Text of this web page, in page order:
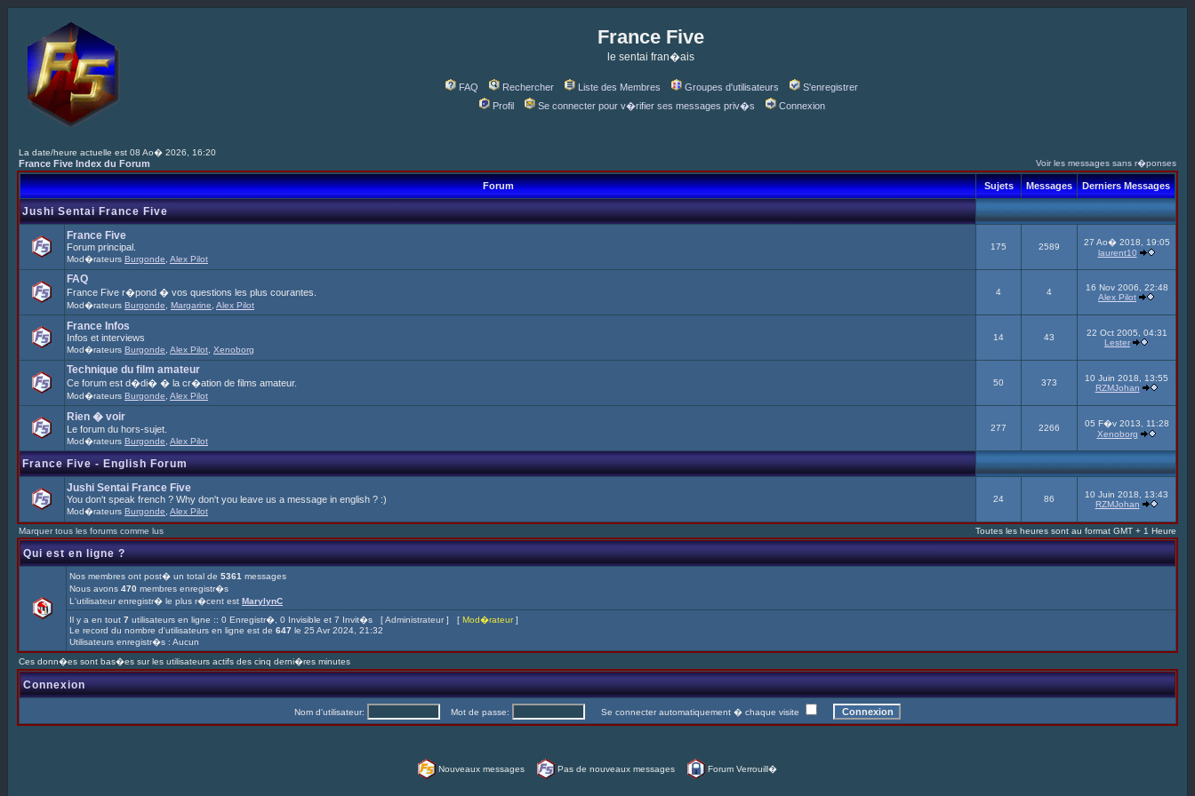
France Five
le sentai fran�ais
FAQ Rechercher Liste des Membres Groupes d'utilisateurs
S'enregistrer
Profil
Se connecter pour v�rifier ses messages priv�s Connexion
La date/heure actuelle est 08 Ao� 2026, 16:20
France Five Index du Forum Voir les messages sans r�ponses
Forum Sujets Messages Derniers Messages
Jushi Sentai France Five
France Five
Forum principal.
Mod�rateurs Burgonde Alex Pilot
175 2589
27 Ao� 2018, 19:05
laurent10
FAQ
France Five r�pond � vos questions les plus courantes.
Mod�rateurs Burgonde Margarine Alex Pilot
4 4
16 Nov 2006, 22:48
Alex Pilot
France Infos
Infos et interviews
Mod�rateurs Burgonde Alex Pilot Xenoborg
14 43
22 Oct 2005, 04:31
Lester
Technique du film amateur
Ce forum est d�di� � la cr�ation de films amateur.
Mod�rateurs Burgonde Alex Pilot
50 373
10 Juin 2018, 13:55
RZMJohan
Rien � voir
Le forum du hors-sujet.
Mod�rateurs Burgonde Alex Pilot
277 2266
05 F�v 2013, 11:28
Xenoborg
France Five - English Forum
Jushi Sentai France Five
You don't speak french ? Why don't you leave us a message in english ? :)
Mod�rateurs Burgonde Alex Pilot
24 86
10 Juin 2018, 13:43
RZMJohan
Marquer tous les forums comme lus Toutes les heures sont au format GMT + 1 Heure
Qui est en ligne ?
Nos membres ont post� un total de 5361 messages
Nous avons 470 membres enregistr�s
L'utilisateur enregistr� le plus r�cent est MarylynC
Il y a en tout 7 utilisateurs en ligne :: 0 Enregistr�, 0 Invisible et 7 Invit�s [Administrateur] [ Mod�rateur]
Le record du nombre d'utilisateurs en ligne est de 647 le 25 Avr 2024, 21:32
Utilisateurs enregistr�s : Aucun
Ces donn�es sont bas�es sur les utilisateurs actifs des cinq derni�res minutes
Connexion
Nom d'utilisateur: Mot de passe: Se connecter automatiquement � chaque visite
Nouveaux messages Pas de nouveaux messages Forum Verrouill�